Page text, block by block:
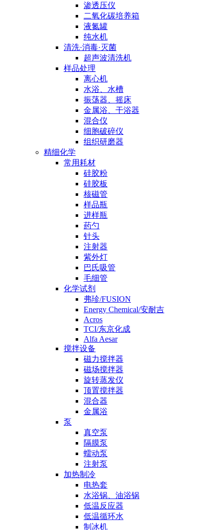
渗透压仪
二氧化碳培养箱
液氮罐
纯水机
清洗·消毒·灭菌
超声波清洗机
样品处理
离心机
水浴、水槽
振荡器、摇床
金属浴、干浴器
混合仪
细胞破碎仪
组织研磨器
精细化学
常用耗材
硅胶粉
硅胶板
核磁管
样品瓶
进样瓶
药勺
针头
注射器
紫外灯
巴氏吸管
毛细管
化学试剂
弗珍/FUSION
Energy Chemical/安耐吉
Acros
TCI/东京化成
Alfa Aesar
搅拌设备
磁力搅拌器
磁场搅拌器
旋转蒸发仪
顶置搅拌器
混合器
金属浴
泵
真空泵
隔膜泵
蠕动泵
注射泵
加热制冷
电热套
水浴锅、油浴锅
低温反应器
低温循环水
制冰机